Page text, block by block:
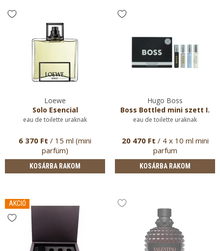
Loewe
Solo Esencial
eau de toilette uraknak
6 370 Ft / 15 ml (mini
parfüm)
KOSÁRBA RAKOM
Hugo Boss
Boss Bottled mini szett I.
eau de toilette uraknak
20 470 Ft / 4 x 10 ml mini
parfum
KOSÁRBA RAKOM
AKCIÓ